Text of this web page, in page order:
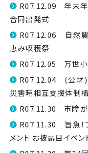
R07.12.09 年末年
合同出発式
R07.12.06 自然
恵み収穫祭
R07.12.05 万世小
R07.12.04 (公財
災害時相互支援体制
R07.11.30 市障が
R07.11.30 旨魚！
メント お披露目イベン